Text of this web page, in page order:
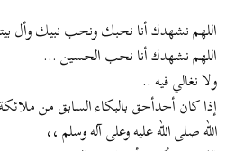
اللهم نشهدك أنا نحبك ونحب نبيك وأل
اللهم نشهدك أنا نحب الحسين ...
ولا نغالي فيه ..
إذا كان أحدأحق بالبكاء السابق من
الله صلى الله عليه وعلى آله وسلم ،،